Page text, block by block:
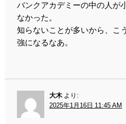
バンクアカデミーの中の人が
なかった。
知らないことが多いから、こ
強になるなあ。
大木
より:
2025年1月16日 11:45 AM